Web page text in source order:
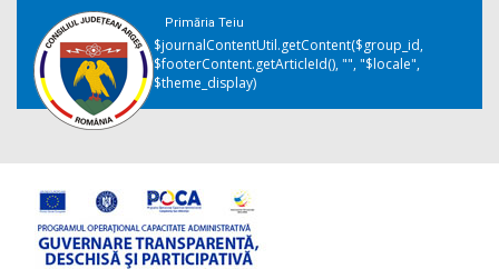
Primăria Teiu
$journalContentUtil.getContent($group_id,
$footerContent.getArticleId(), "", "$locale",
$theme_display)